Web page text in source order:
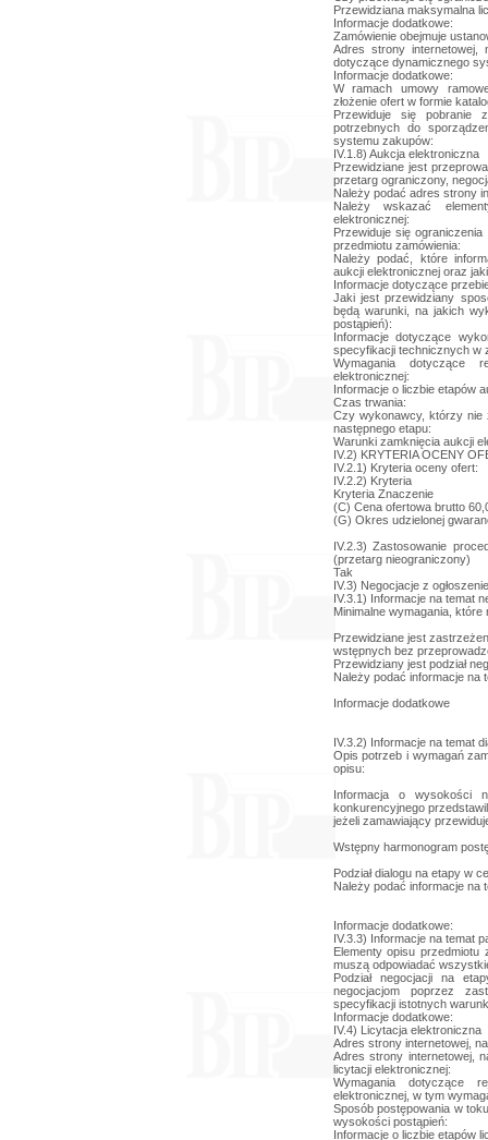
Przewidziana maksymalna
Informacje dodatkowe:
Zamówienie obejmuje
Adres strony internetowej,
dotyczące dynamicznego
Informacje dodatkowe:
W ramach umowy
złożenie ofert w formie
Przewiduje się pobranie
potrzebnych do
systemu zakupów:
IV.1.8) Aukcja elektroniczna
Przewidziane jest
przetarg ograniczony,
Należy podać adres strony
Należy wskazać
elektronicznej:
Przewiduje się
przedmiotu zamówienia:
Należy podać, które
aukcji elektronicznej oraz
Informacje dotyczące
Jaki jest przewidziany
będą warunki, na jakich
postąpień):
Informacje dotyczące
specyfikacji technicznych w
Wymagania dotyczące
elektronicznej:
Informacje o liczbie etapów
Czas trwania:
Czy wykonawcy, którzy nie
następnego etapu:
Warunki zamknięcia aukcji
IV.2) KRYTERIA OCENY
IV.2.1) Kryteria oceny ofert:
IV.2.2) Kryteria
Kryteria Znaczenie
(C) Cena ofertowa brutto
(G) Okres udzielonej
IV.2.3) Zastosowanie
(przetarg nieograniczony)
Tak
IV.3) Negocjacje z
IV.3.1) Informacje na temat
Minimalne wymagania,
Przewidziane jest
wstępnych bez
Przewidziany jest podział
Należy podać informacje na
Informacje dodatkowe
IV.3.2) Informacje na temat
Opis potrzeb i wymagań
opisu:
Informacja o wysokości
konkurencyjnego
jeżeli zamawiający
Wstępny harmonogram
Podział dialogu na etapy w
Należy podać informacje na
Informacje dodatkowe:
IV.3.3) Informacje na temat
Elementy opisu przedmiotu
muszą odpowiadać
Podział negocjacji na
negocjacjom poprzez
specyfikacji istotnych
Informacje dodatkowe:
IV.4) Licytacja elektroniczna
Adres strony internetowej,
Adres strony internetowej,
licytacji elektronicznej:
Wymagania dotyczące
elektronicznej, w tym
Sposób postępowania w
wysokości postąpień:
Informacje o liczbie etapów